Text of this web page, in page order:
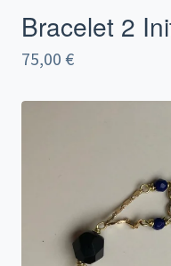
Bracelet 2
75,00 €